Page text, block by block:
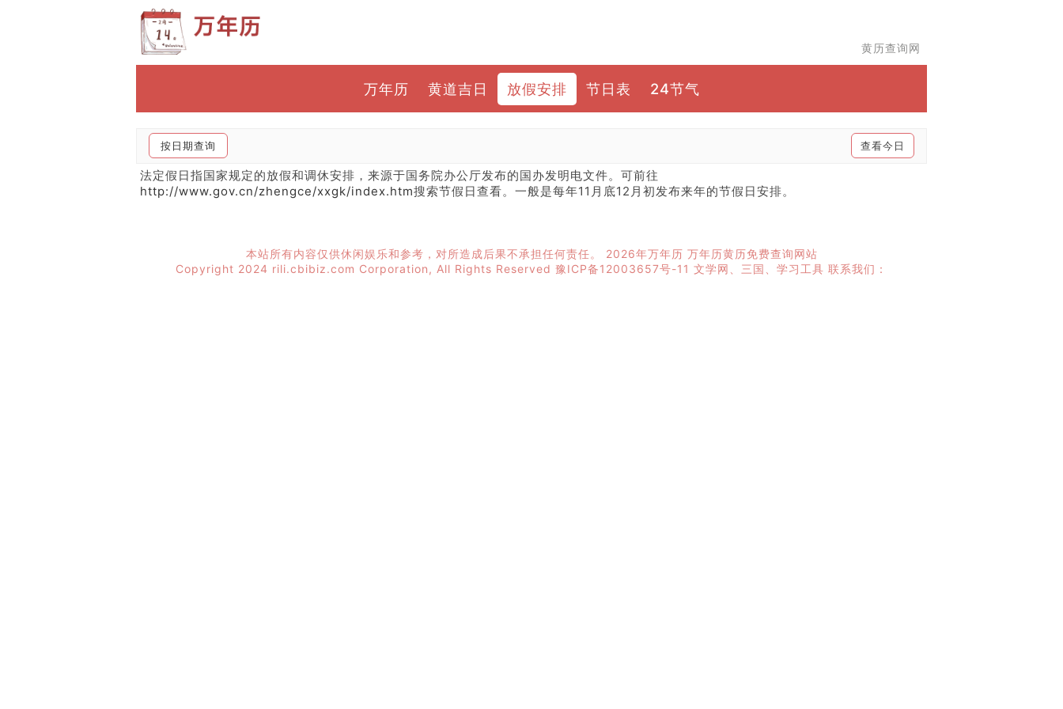
黄历查询网
万年历 黄道吉日 放假安排 节日表 24节气
按日期查询 查看今日
法定假日指国家规定的放假和调休安排，来源于国务院办公厅发布的国办发明电文件。可前往
http://www.gov.cn/zhengce/xxgk/index.htm搜索节假日查看。一般是每年11月底12月初发布来年的节假日安排。
本站所有内容仅供休闲娱乐和参考，对所造成后果不承担任何责任。 2026年万年历 万年历黄历免费查询网站
Copyright 2024 rili.cbibiz.com Corporation, All Rights Reserved 豫ICP备12003657号-11 文学网 三国 学习工具 联系我们：